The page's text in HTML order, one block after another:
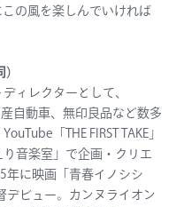
の風を楽しんでいければ
ィレクターとして、
自動車、無印良品など数多
「THE FIRST TAKE」
音楽室」で企画・クリエ
年に映画「青春イノシシ
デビュー。カンヌライオン